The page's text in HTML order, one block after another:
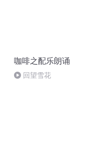
咖啡之配乐朗诵
回望雪花